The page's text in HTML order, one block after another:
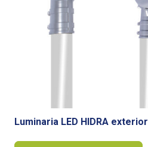
Luminaria LED HIDRA exterior